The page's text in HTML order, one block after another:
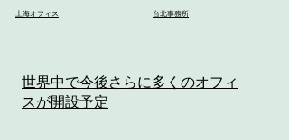
上海オフィス 台北事務所
世界中で今後さらに多くのオフィ
スが開設予定